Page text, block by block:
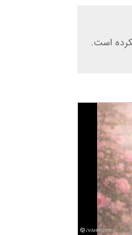
است.